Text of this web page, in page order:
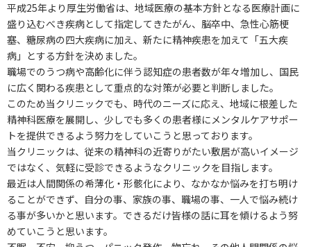
平成25年より厚生労働省は、地域医療の基本方針となる医療計画に
盛り込むべき疾病として指定してきたがん、脳卒中、急性心筋梗
塞、糖尿病の四大疾病に加え、新たに精神疾患を加えて「五大疾
病」とする方針を決めました。
職場でのうつ病や高齢化に伴う認知症の患者数が年々増加し、国民
に広く関わる疾患として重点的な対策が必要と判断しました。
このため当クリニックでも、時代のニーズに応え、地域に根差した
精神科医療を展開し、少しでも多くの患者様にメンタルケアサポー
トを提供できるよう努力をしていこうと思っております。
当クリニックは、従来の精神科の近寄りがたい敷居が高いイメージ
ではなく、気軽に受診できるようなクリニックを目指します。
最近は人間関係の希薄化・形骸化により、なかなか悩みを打ち明け
ることができず、自分の事、家族の事、職場の事、一人で悩み続け
る事が多いかと思います。できるだけ皆様の話に耳を傾けるよう努
めていこうと思います。